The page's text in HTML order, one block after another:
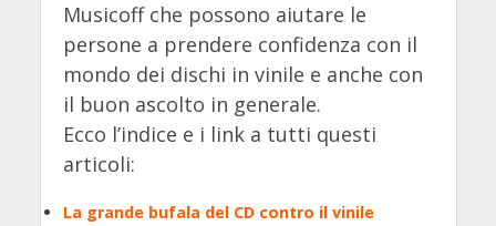
Musicoff che possono aiutare le
persone a prendere confidenza con il
mondo dei dischi in vinile e anche con
il buon ascolto in generale.
Ecco l’indice e i link a tutti questi
articoli:
La grande bufala del CD contro il vinile